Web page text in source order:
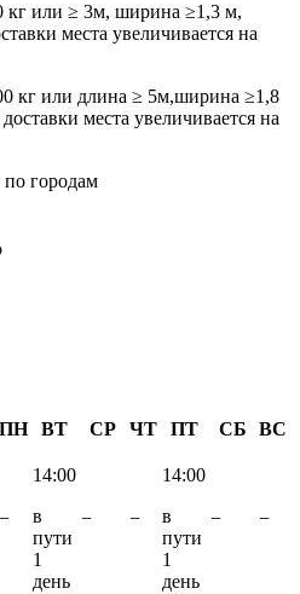
кг или ≥ 3м, ширина ≥1,3 м,
места увеличивается на
кг или длина ≥ 5м,ширина ≥1,8
места увеличивается на
городам
ПН ВТ СР ЧТ ПТ СБ ВС
−
14:00
в
пути
1
день
− −
14:00
в
пути
1
день
− −